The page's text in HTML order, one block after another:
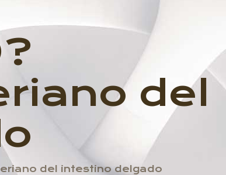
del
del intestino delgado